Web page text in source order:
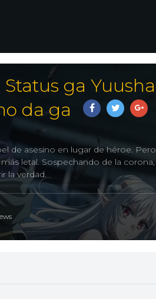
ga Yuusha
da ga
de asesino en lugar de héroe. Pero
letal. Sospechando de la corona,
la verdad.